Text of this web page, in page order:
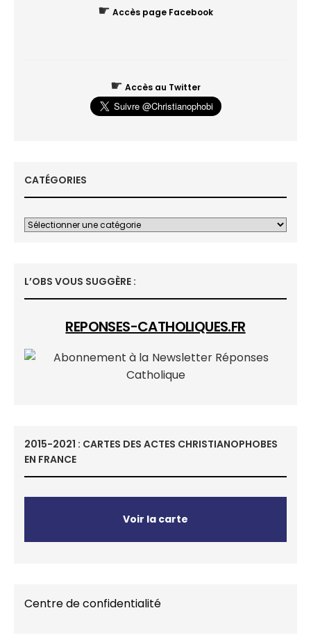
☛ Accès page Facebook
☛ Accès au Twitter
CATÉGORIES
L’OBS VOUS SUGGÈRE :
REPONSES-CATHOLIQUES.FR
2015-2021 : CARTES DES ACTES CHRISTIANOPHOBES
EN FRANCE
Voir la carte
Centre de confidentialité